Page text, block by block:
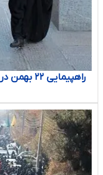
راهپیمایی ۲۲ بهمن در اصفهان